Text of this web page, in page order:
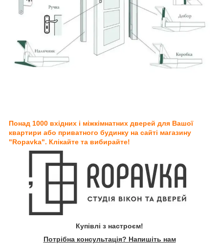
Понад 1000 вхідних і міжкімнатних дверей для Вашої
квартири або приватного будинку на сайті магазину
"Ropavka". Клікайте та вибирайте!
Купівлі з настроєм!
Потрібна консультація? Напишіть нам